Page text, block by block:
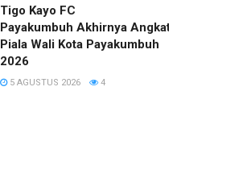
Tigo Kayo FC
Payakumbuh Akhirnya Angkat Trofi
Piala Wali Kota Payakumbuh
2026
5 AGUSTUS 2026 4